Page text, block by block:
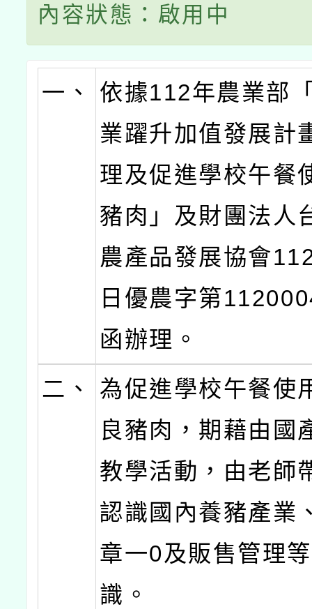
內容狀態：啟用中
一、
依據112年農業部
業躍升加值發展計
理及促進學校午餐
豬肉」及財團法人
農產品發展協會
日優農字第
函辦理。
二、
為促進學校午餐使
良豬肉，期藉由國
教學活動，由老師
認識國內養豬產業
章一0及販售管理
識。